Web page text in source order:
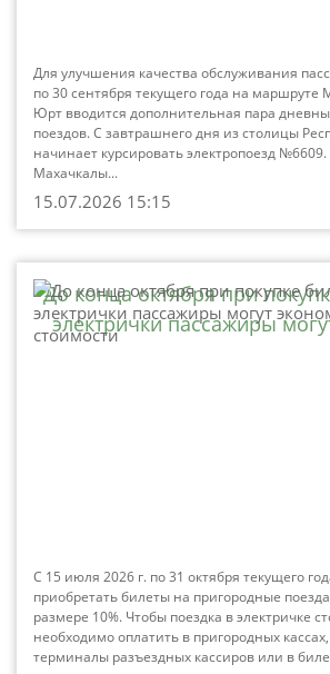
Для улучшения качества обслуживания
по 30 сентября текущего года на маршруте
Юрт вводится дополнительная пара
поездов. С завтрашнего дня из столицы
начинает курсировать электропоезд
Махачкалы...
15.07.2026 15:15
До конца октября при
электрички пассажиры
С 15 июля 2026 г. по 31 октября текущего
приобретать билеты на пригородные
размере 10%. Чтобы поездка в электричке
необходимо оплатить в пригородных
терминалы разъездных кассиров или в